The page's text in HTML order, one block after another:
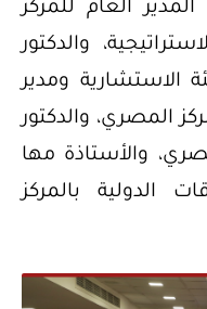
العام للمركز
والدكتور
الاستشارية ومدير
المصري، والدكتور
والأستاذة مها
الدولية بالمركز